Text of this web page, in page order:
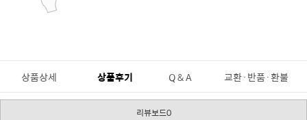
상품상세 상품후기 Q & A 교환·반품·환불
리뷰보드0